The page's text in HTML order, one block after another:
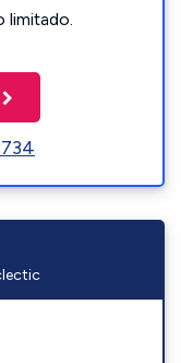
limitado.